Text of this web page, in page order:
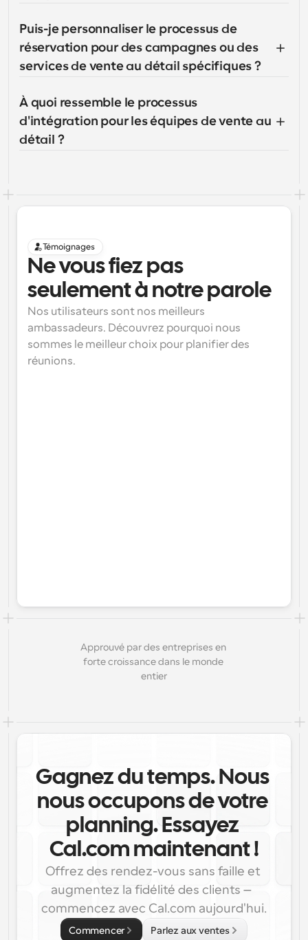
Puis-je personnaliser le processus de
réservation pour des campagnes ou des
services de vente au détail spécifiques ?
À quoi ressemble le processus
d'intégration pour les équipes de vente au
détail ?
Témoignages
Ne vous fiez pas
seulement à notre parole
Nos utilisateurs sont nos meilleurs
ambassadeurs. Découvrez pourquoi nous
sommes le meilleur choix pour planifier des
réunions.
Approuvé par des entreprises en
forte croissance dans le monde
entier
Gagnez du temps. Nous
nous occupons de votre
planning. Essayez
Cal.com maintenant !
Offrez des rendez-vous sans faille et
augmentez la fidélité des clients —
commencez avec Cal.com aujourd'hui.
Commencer Parlez aux ventes